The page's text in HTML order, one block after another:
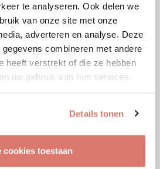
te analyseren. Ook delen we
van onze site met onze
adverteren en analyse. Deze
combineren met andere
heeft verstrekt of die ze hebben
uw gebruik van hun services.
Details tonen
cookies toestaan